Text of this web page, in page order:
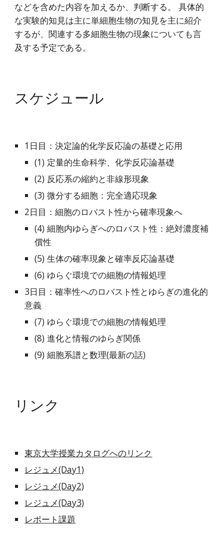
などを含めた内容を加えるか、判断する。 具体的
な実験的知見は主に単細胞生物の知見を主に紹介
するが、関連する多細胞生物の現象についても言
及する予定である。
スケジュール
1日目：決定論的化学反応論の基礎と応用
(1) 定量的生命科学、化学反応論基礎
(2) 反応系の縮約と非線形現象
(3) 微分する細胞：完全適応現象
2日目：細胞のロバスト性から確率現象へ
(4) 細胞内ゆらぎへのロバスト性：絶対濃度補
償性
(5) 生体の確率現象と確率反応論基礎
(6) ゆらぐ環境での細胞の情報処理
3日目：確率性へのロバスト性とゆらぎの進化的
意義
(7) ゆらぐ環境での細胞の情報処理
(8) 進化と情報のゆらぎ関係
(9) 細胞系譜と数理(最新の話)
リンク
東京大学授業カタログへのリンク
レジュメ(Day1)
レジュメ(Day2)
レジュメ(Day3)
レポート課題